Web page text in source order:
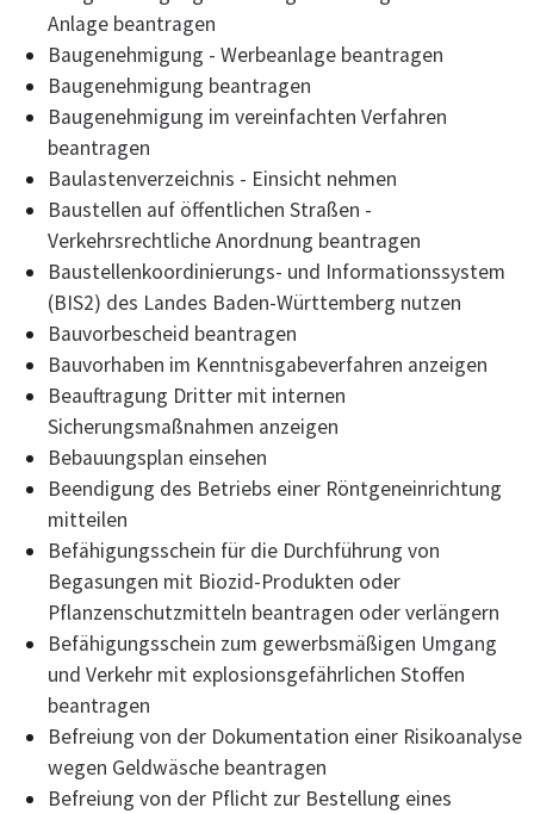
Anlage beantragen
Baugenehmigung - Werbeanlage beantragen
Baugenehmigung beantragen
Baugenehmigung im vereinfachten Verfahren
beantragen
Baulastenverzeichnis - Einsicht nehmen
Baustellen auf öffentlichen Straßen -
Verkehrsrechtliche Anordnung beantragen
Baustellenkoordinierungs- und Informationssystem
(BIS2) des Landes Baden-Württemberg nutzen
Bauvorbescheid beantragen
Bauvorhaben im Kenntnisgabeverfahren anzeigen
Beauftragung Dritter mit internen
Sicherungsmaßnahmen anzeigen
Bebauungsplan einsehen
Beendigung des Betriebs einer Röntgeneinrichtung
mitteilen
Befähigungsschein für die Durchführung von
Begasungen mit Biozid-Produkten oder
Pflanzenschutzmitteln beantragen oder verlängern
Befähigungsschein zum gewerbsmäßigen Umgang
und Verkehr mit explosionsgefährlichen Stoffen
beantragen
Befreiung von der Dokumentation einer Risikoanalyse
wegen Geldwäsche beantragen
Befreiung von der Pflicht zur Bestellung eines